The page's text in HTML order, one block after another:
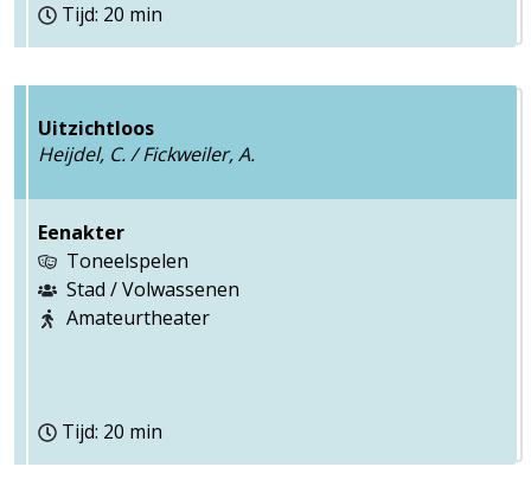
Tijd: 20 min
Uitzichtloos
Heijdel, C. / Fickweiler, A.
Eenakter
Toneelspelen
Stad / Volwassenen
Amateurtheater
Tijd: 20 min